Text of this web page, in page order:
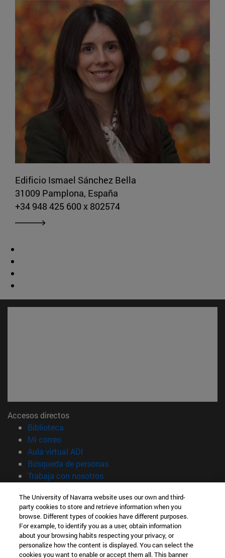
Edificio Ismael Sánchez Bella
31009 Pamplona, España
+34 948 425 600 x 802574
Accesos directos
Biblioteca
Mi correo(abre en nueva ventana)
Aula virtual ADI
Búsqueda de personas(abre en nueva ventana)
Trabaja con nosotros(abre en nueva ventana)
Información
TFNO +34 948 42 56 00
¿QUÉ GRADO TE INTERESA?
¿QUÉ MÁSTER TE INTERESA?
© Universidad de Navarra
The University of Navarra website uses our own and third-
party cookies to store and retrieve information when you
browse. Different types of cookies have different purposes.
For example, to identify you as a user, obtain information
about your browsing habits respecting your privacy, or
personalize how the content is displayed. You can select the
cookies you want to enable or accept them all. This banner